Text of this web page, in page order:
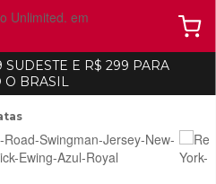
SUDESTE E R$ 299 PARA
O BRASIL